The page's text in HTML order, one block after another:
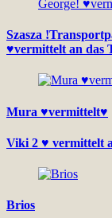
Szasza
♥vermittelt an das
Mura ♥vermittelt♥
Viki 2 ♥ vermittelt
Brios